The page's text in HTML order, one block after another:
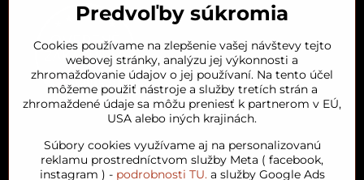
Orient House
Predvoľby súkromia
Cookies používame na zlepšenie vašej návštevy tejto
webovej stránky, analýzu jej výkonnosti a
zhromažďovanie údajov o jej používaní. Na tento účel
môžeme použiť nástroje a služby tretích strán a
zhromaždené údaje sa môžu preniesť k partnerom v EÚ,
USA alebo iných krajinách.
Súbory cookies využívame aj na personalizovanú
reklamu prostredníctvom služby Meta ( facebook,
instagram ) - podrobnosti TU.a služby Google Ads